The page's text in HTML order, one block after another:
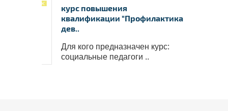
курс повышения
квалификации "Профилактика
дев..
Для кого предназначен курс:
социальные педагоги ..